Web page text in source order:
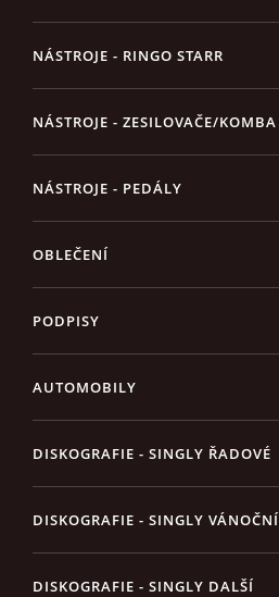
NÁSTROJE - RINGO STARR
NÁSTROJE - ZESILOVAČE/KOMBA
NÁSTROJE - PEDÁLY
OBLEČENÍ
PODPISY
AUTOMOBILY
DISKOGRAFIE - SINGLY ŘADOVÉ
DISKOGRAFIE - SINGLY VÁNOČNÍ
DISKOGRAFIE - SINGLY DALŠÍ